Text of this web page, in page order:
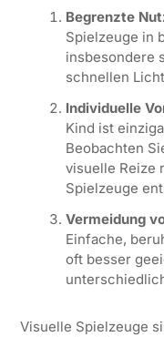
Begrenzte
Spielzeuge in
insbesondere
schnellen
Individuelle
Kind ist
Beobachten
visuelle Reize
Spielzeuge
Vermeidung
Einfache,
oft besser
Visuelle Spielzeuge